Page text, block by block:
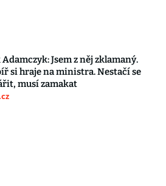
Jsem z něj zklamaný.
si hraje na ministra. Nestačí se
musí zamakat